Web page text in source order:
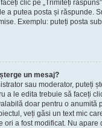
clic pe „Trimiteți
a putea posta și răspunde.
Exemplu: puteți posta
un mesaj?
sau moderator, puteți
a le edita trebuie să faceți
doar pentru o anumită
veți găsi un text mic
ori a fost modificat. Nu apare